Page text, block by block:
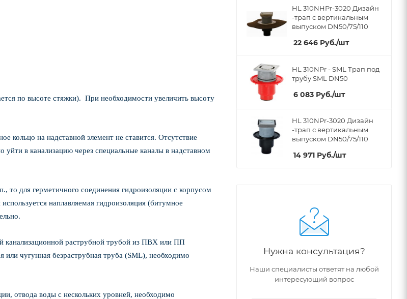
по высоте стяжки). При необходимости увеличить высоту
кольцо на надставной элемент не ставится. Отсутствие
в канализацию через специальные каналы в надставном
то для герметичного соединения гидроизоляции с корпусом
наплавляемая гидроизоляция (битумное
канализационной раструбной трубой из ПВХ или ПП
чугунная безраструбная труба (SML), необходимо
отвода воды с нескольких уровней, необходимо
HL 310NHPr-3020 Дизайн
-трап с вертикальным
выпуском DN50/75/110
22 646 Руб./шт
HL 310NPr - SML Трап под
трубу SML DN50
6 083 Руб./шт
HL 310NPr-3020 Дизайн
-трап с вертикальным
выпуском DN50/75/110
14 971 Руб./шт
Нужна консультация?
Наши специалисты ответят на любой
интересующий вопрос